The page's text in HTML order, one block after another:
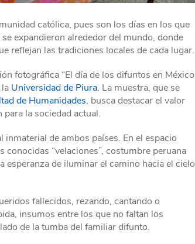
católica, pues son los días en los que
expandieron alrededor del mundo, donde
reflejan las tradiciones locales de cada lugar.
fotográfica “El día de los difuntos en México
Universidad de Piura. La muestra, que se
de Humanidades, busca destacar el valor
la sociedad actual.
de ambos países. En el espacio
“velaciones”, costumbre peruana
esperanza de iluminar el camino hacia el cielo
fallecidos, rezando, cantando o
insumos entre los que no faltan los
de la tumba del familiar difunto.